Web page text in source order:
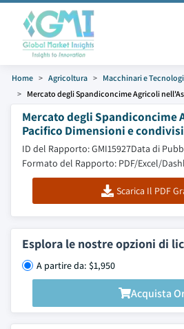
Home Agricoltura Macchinari e
Mercato degli Spandiconcime Agricoli
Mercato degli Spandiconcime
Pacifico Dimensioni e
ID del Rapporto: GMI15927Data di
Formato del Rapporto: PDF/Excel/
Scarica Il PDF
Esplora le nostre opzioni di
A partire da: $1,950
Acquista